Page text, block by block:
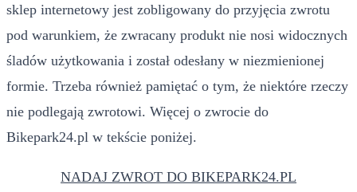
sklep internetowy jest zobligowany do przyjęcia zwrotu
pod warunkiem, że zwracany produkt nie nosi widocznych
śladów użytkowania i został odesłany w niezmienionej
formie. Trzeba również pamiętać o tym, że niektóre rzeczy
nie podlegają zwrotowi. Więcej o zwrocie do
Bikepark24.pl w tekście poniżej.
NADAJ ZWROT DO BIKEPARK24.PL